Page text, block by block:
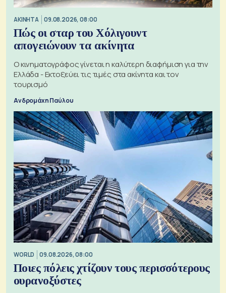
ΑΚΙΝΗΤΑ 09.08.2026, 08:00
Πώς οι σταρ του Χόλιγουντ
απογειώνουν τα ακίνητα
Ο κινηματογράφος γίνεται η καλύτερη διαφήμιση για την
Ελλάδα - Εκτοξεύει τις τιμές στα ακίνητα και τον
τουρισμό
Ανδρομάχη Παύλου
WORLD 09.08.2026, 08:00
Ποιες πόλεις χτίζουν τους περισσότερους
ουρανοξύστες